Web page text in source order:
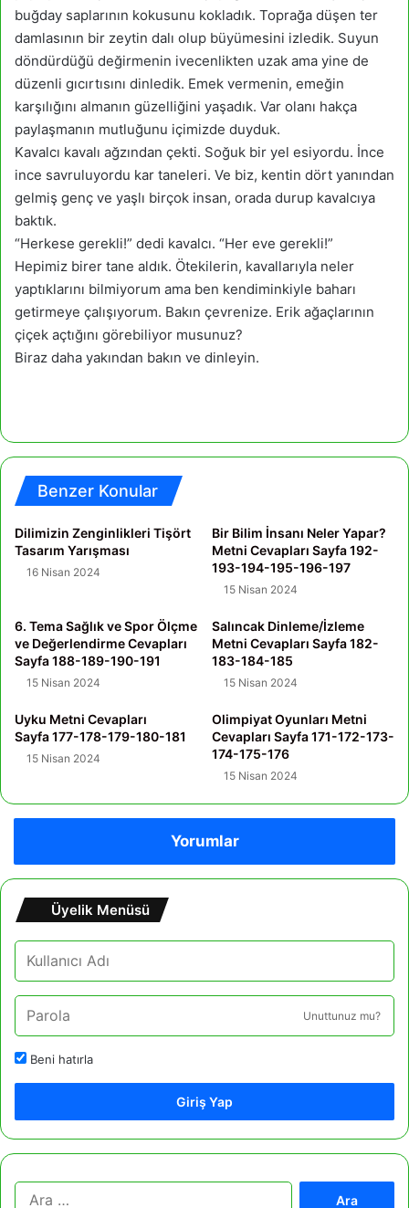
buğday saplarının kokusunu kokladık. Toprağa düşen ter
damlasının bir zeytin dalı olup büyümesini izledik. Suyun
döndürdüğü değirmenin ivecenlikten uzak ama yine de
düzenli gıcırtısını dinledik. Emek vermenin, emeğin
karşılığını almanın güzelliğini yaşadık. Var olanı hakça
paylaşmanın mutluğunu içimizde duyduk.
Kavalcı kavalı ağzından çekti. Soğuk bir yel esiyordu. İnce
ince savruluyordu kar taneleri. Ve biz, kentin dört yanından
gelmiş genç ve yaşlı birçok insan, orada durup kavalcıya
baktık.
“Herkese gerekli!” dedi kavalcı. “Her eve gerekli!”
Hepimiz birer tane aldık. Ötekilerin, kavallarıyla neler
yaptıklarını bilmiyorum ama ben kendiminkiyle baharı
getirmeye çalışıyorum. Bakın çevrenize. Erik ağaçlarının
çiçek açtığını görebiliyor musunuz?
Biraz daha yakından bakın ve dinleyin.
Benzer Konular
Dilimizin Zenginlikleri Tişört
Tasarım Yarışması
16 Nisan 2024
Bir Bilim İnsanı Neler Yapar?
Metni Cevapları Sayfa 192-
193-194-195-196-197
15 Nisan 2024
6. Tema Sağlık ve Spor Ölçme
ve Değerlendirme Cevapları
Sayfa 188-189-190-191
15 Nisan 2024
Salıncak Dinleme/İzleme
Metni Cevapları Sayfa 182-
183-184-185
15 Nisan 2024
Uyku Metni Cevapları
Sayfa 177-178-179-180-181
15 Nisan 2024
Olimpiyat Oyunları Metni
Cevapları Sayfa 171-172-173-
174-175-176
15 Nisan 2024
Yorumlar
Üyelik Menüsü
Unuttunuz mu?
Beni hatırla
Giriş Yap